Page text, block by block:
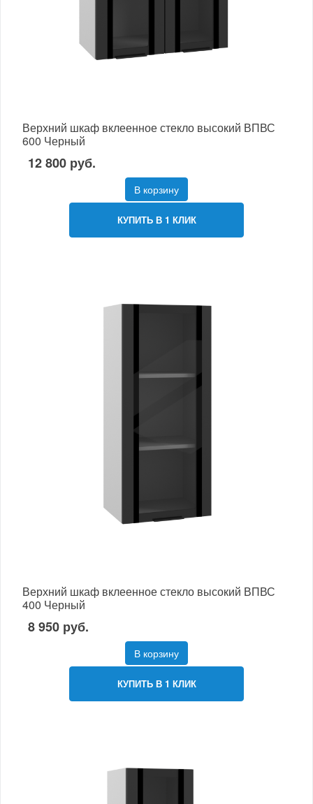
Верхний шкаф вклеенное стекло высокий ВПВС
600 Черный
12 800 руб.
В корзину
КУПИТЬ В 1 КЛИК
Верхний шкаф вклеенное стекло высокий ВПВС
400 Черный
8 950 руб.
В корзину
КУПИТЬ В 1 КЛИК